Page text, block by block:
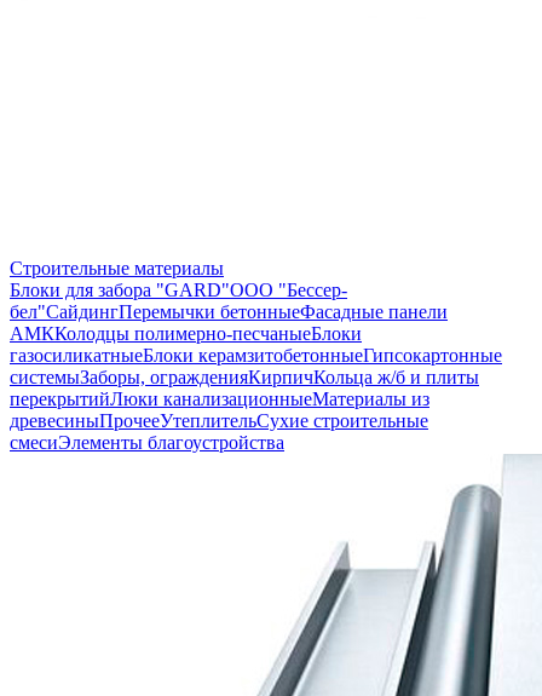
Строительные материалы
Блоки для забора "GARD"ООО "Бессер-
бел"СайдингПеремычки бетонныеФасадные панели
АМККолодцы полимерно-песчаныеБлоки
газосиликатныеБлоки керамзитобетонныеГипсокартонные
системыЗаборы, огражденияКирпичКольца ж/б и плиты
перекрытийЛюки канализационныеМатериалы из
древесиныПрочееУтеплительСухие строительные
смесиЭлементы благоустройства